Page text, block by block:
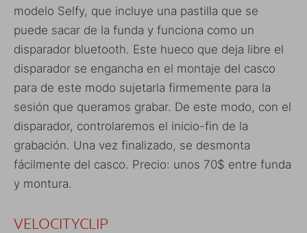
modelo Selfy, que incluye una pastilla que se
puede sacar de la funda y funciona como un
disparador bluetooth. Este hueco que deja libre el
disparador se engancha en el montaje del casco
para de este modo sujetarla firmemente para la
sesión que queramos grabar. De este modo, con el
disparador, controlaremos el inicio-fin de la
grabación. Una vez finalizado, se desmonta
fácilmente del casco. Precio: unos 70$ entre funda
y montura.
VELOCITYCLIP